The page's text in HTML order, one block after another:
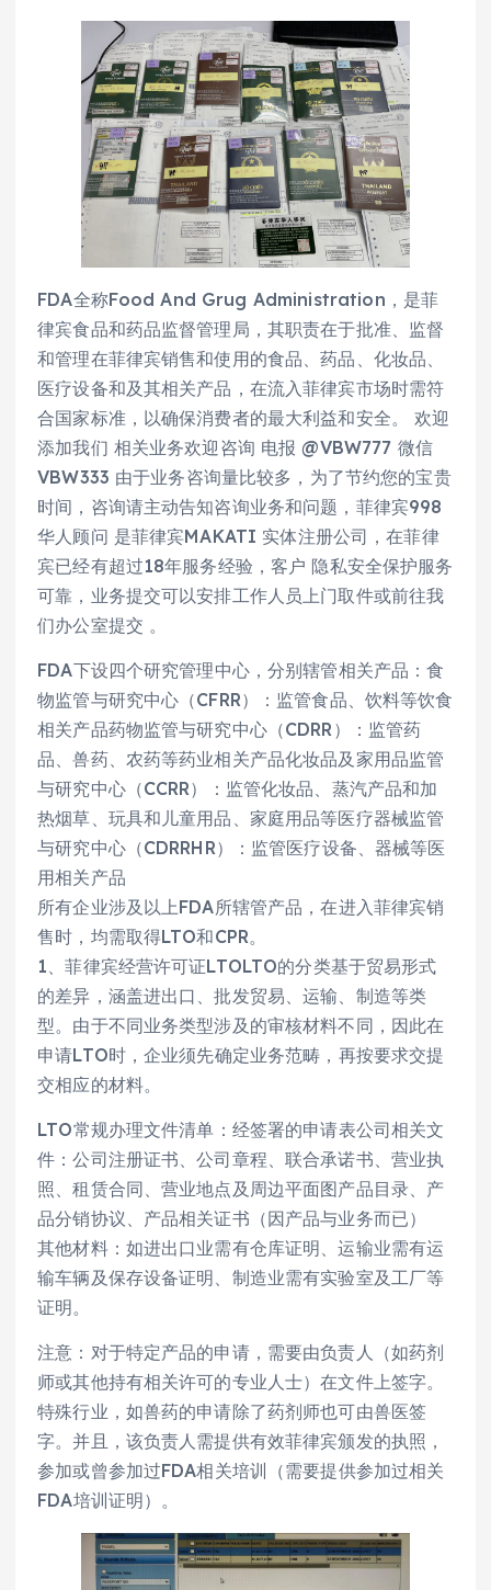
FDA全称Food And Grug Administration，是菲
律宾食品和药品监督管理局，其职责在于批准、监督
和管理在菲律宾销售和使用的食品、药品、化妆品、
医疗设备和及其相关产品，在流入菲律宾市场时需符
合国家标准，以确保消费者的最大利益和安全。 欢迎
添加我们 相关业务欢迎咨询 电报 @VBW777 微信
VBW333 由于业务咨询量比较多，为了节约您的宝贵
时间，咨询请主动告知咨询业务和问题，菲律宾998
华人顾问 是菲律宾MAKATI 实体注册公司，在菲律
宾已经有超过18年服务经验，客户 隐私安全保护服务
可靠，业务提交可以安排工作人员上门取件或前往我
们办公室提交 。
FDA下设四个研究管理中心，分别辖管相关产品：食
物监管与研究中心（CFRR）：监管食品、饮料等饮食
相关产品药物监管与研究中心（CDRR）：监管药
品、兽药、农药等药业相关产品化妆品及家用品监管
与研究中心（CCRR）：监管化妆品、蒸汽产品和加
热烟草、玩具和儿童用品、家庭用品等医疗器械监管
与研究中心（CDRRHR）：监管医疗设备、器械等医
用相关产品
所有企业涉及以上FDA所辖管产品，在进入菲律宾销
售时，均需取得LTO和CPR。
1、菲律宾经营许可证LTOLTO的分类基于贸易形式
的差异，涵盖进出口、批发贸易、运输、制造等类
型。由于不同业务类型涉及的审核材料不同，因此在
申请LTO时，企业须先确定业务范畴，再按要求交提
交相应的材料。
LTO常规办理文件清单：经签署的申请表公司相关文
件：公司注册证书、公司章程、联合承诺书、营业执
照、租赁合同、营业地点及周边平面图产品目录、产
品分销协议、产品相关证书（因产品与业务而已）
其他材料：如进出口业需有仓库证明、运输业需有运
输车辆及保存设备证明、制造业需有实验室及工厂等
证明。
注意：对于特定产品的申请，需要由负责人（如药剂
师或其他持有相关许可的专业人士）在文件上签字。
特殊行业，如兽药的申请除了药剂师也可由兽医签
字。并且，该负责人需提供有效菲律宾颁发的执照，
参加或曾参加过FDA相关培训（需要提供参加过相关
FDA培训证明）。